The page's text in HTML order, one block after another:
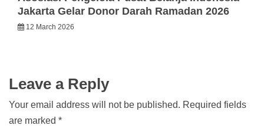
Jakarta Gelar Donor Darah Ramadan 2026
12 March 2026
Leave a Reply
Your email address will not be published. Required fields
are marked *